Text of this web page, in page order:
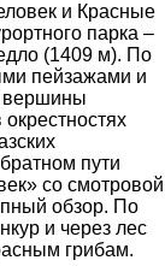
и Красные
парка –
(1409 м). По
пейзажами и
вершины
пути
со смотровой
обзор. По
и через лес
грибам.